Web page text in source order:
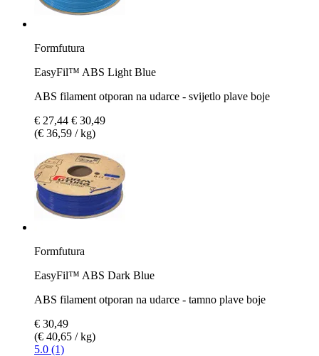
Formfutura
EasyFil™ ABS Light Blue
ABS filament otporan na udarce - svijetlo plave boje
€ 27,44 € 30,49
(€ 36,59 / kg)
Formfutura
EasyFil™ ABS Dark Blue
ABS filament otporan na udarce - tamno plave boje
€ 30,49
(€ 40,65 / kg)
5.0 (1)